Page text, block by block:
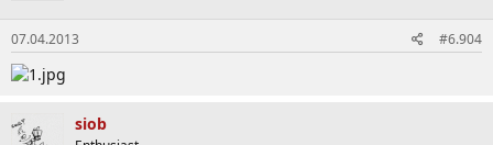
07.04.2013 #6.904
siob